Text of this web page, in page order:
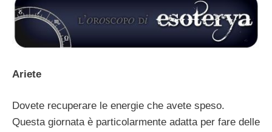
Ariete
Dovete recuperare le energie che avete speso.
Questa giornata è particolarmente adatta per fare delle